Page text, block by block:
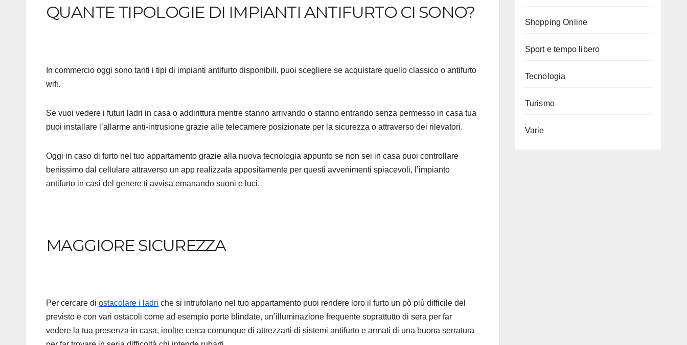
QUANTE TIPOLOGIE DI IMPIANTI ANTIFURTO CI SONO?
In commercio oggi sono tanti i tipi di impianti antifurto disponibili, puoi scegliere se acquistare quello classico o antifurto
wifi.
Se vuoi vedere i futuri ladri in casa o addirittura mentre stanno arrivando o stanno entrando senza permesso in casa tua
puoi installare l’allarme anti-intrusione grazie alle telecamere posizionate per la sicurezza o attraverso dei rilevatori.
Oggi in caso di furto nel tuo appartamento grazie alla nuova tecnologia appunto se non sei in casa puoi controllare
benissimo dal cellulare attraverso un app realizzata appositamente per questi avvenimenti spiacevoli, l’impianto
antifurto in casi del genere ti avvisa emanando suoni e luci.
MAGGIORE SICUREZZA
Per cercare di ostacolare i ladri che si intrufolano nel tuo appartamento puoi rendere loro il furto un pò più difficile del
previsto e con vari ostacoli come ad esempio porte blindate, un’illuminazione frequente soprattutto di sera per far
vedere la tua presenza in casa, inoltre cerca comunque di attrezzarti di sistemi antifurto e armati di una buona serratura
Shopping Online
Sport e tempo libero
Tecnologia
Turismo
Varie